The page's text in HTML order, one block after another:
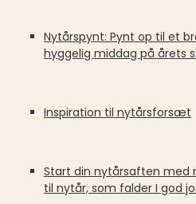
Nytårspynt: Pynt op til et
hyggelig middag på årets
Inspiration til nytårsforsæt
Start din nytårsaften med
til nytår, som falder I god